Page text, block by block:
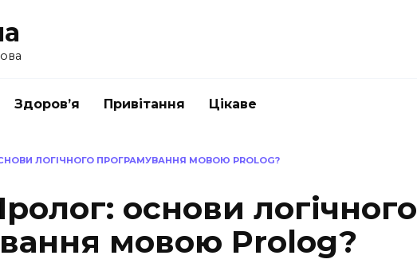
Здоров’я Привітання Цікаве
ЛОГІЧНОГО ПРОГРАМУВАННЯ МОВОЮ PROLOG?
основи логічного
мовою Prolog?